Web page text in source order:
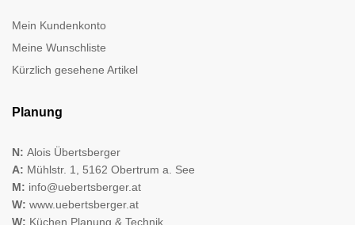
Mein Kundenkonto
Meine Wunschliste
Kürzlich gesehene Artikel
Planung
N: Alois Übertsberger
A: Mühlstr. 1, 5162 Obertrum a. See
M: info@uebertsberger.at
W: www.uebertsberger.at
W: Küchen Planung & Technik